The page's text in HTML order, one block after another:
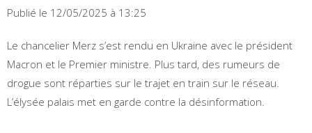
Publié le 12/05/2025 à 13:25
Le chancelier Merz s’est rendu en Ukraine avec le président
Macron et le Premier ministre. Plus tard, des rumeurs de
drogue sont réparties sur le trajet en train sur le réseau.
L’élysée palais met en garde contre la désinformation.